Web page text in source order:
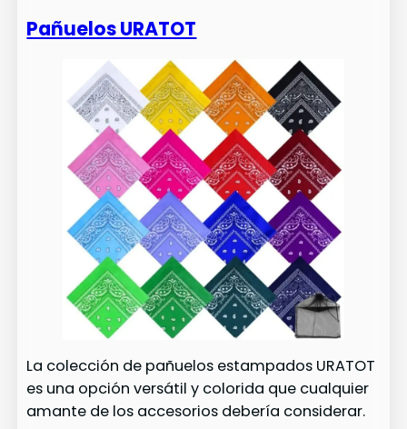
Pañuelos URATOT
La colección de pañuelos estampados URATOT
es una opción versátil y colorida que cualquier
amante de los accesorios debería considerar.